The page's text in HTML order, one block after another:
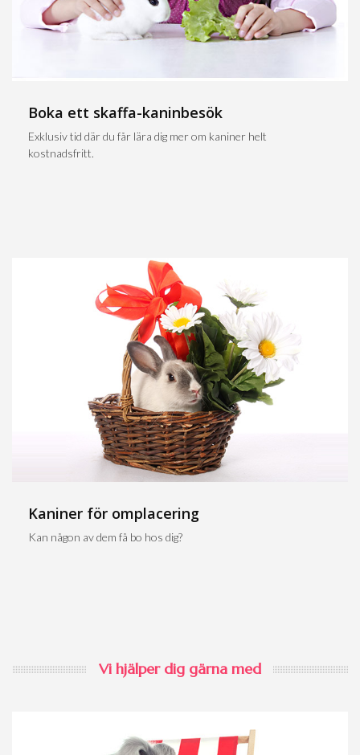
Boka ett skaffa-kaninbesök
Exklusiv tid där du får lära dig mer om kaniner helt
kostnadsfritt.
Kaniner för omplacering
Kan någon av dem få bo hos dig?
Vi hjälper dig gärna med